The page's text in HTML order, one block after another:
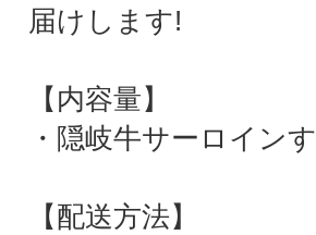
届けします!
【内容量】
・隠岐牛サーロイン
【配送方法】